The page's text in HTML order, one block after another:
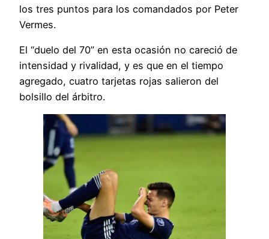
los tres puntos para los comandados por Peter
Vermes.
El “duelo del 70” en esta ocasión no careció de
intensidad y rivalidad, y es que en el tiempo
agregado, cuatro tarjetas rojas salieron del
bolsillo del árbitro.